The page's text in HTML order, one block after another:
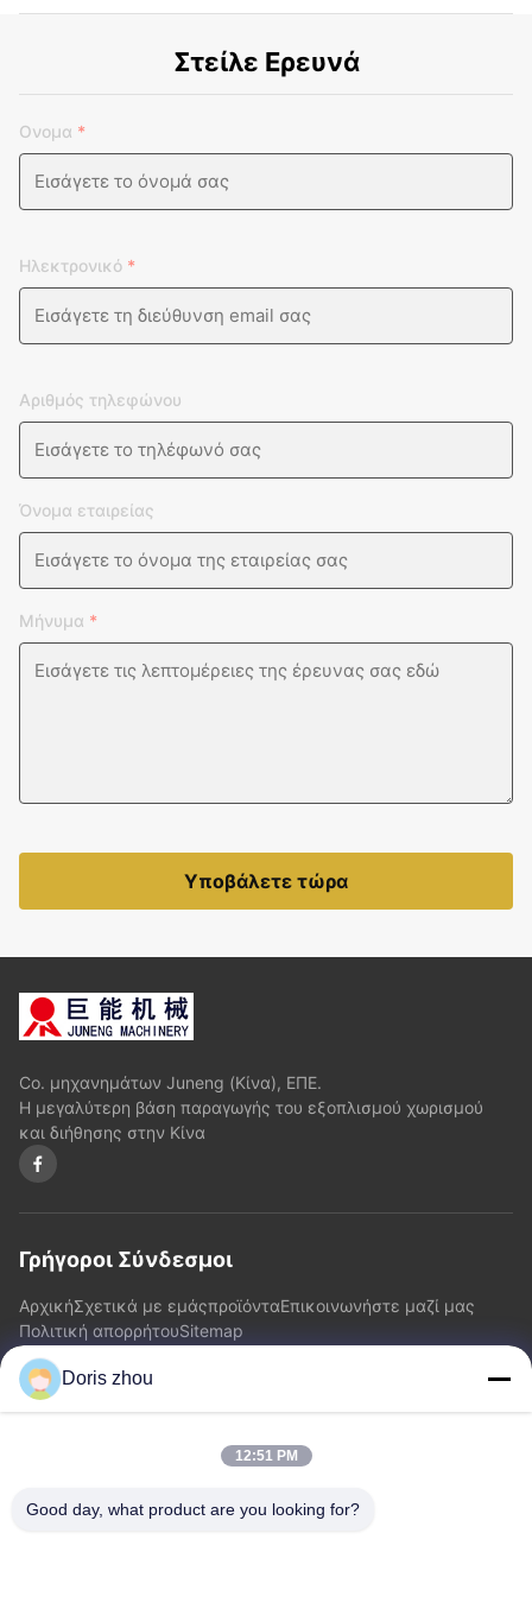
Στείλε Ερευνά
Ονομα *
Ηλεκτρονικό *
Αριθμός τηλεφώνου
Όνομα εταιρείας
Μήνυμα *
Υποβάλετε τώρα
Co. μηχανημάτων Juneng (Κίνα), ΕΠΕ.
Η μεγαλύτερη βάση παραγωγής του εξοπλισμού χωρισμού
και διήθησης στην Κίνα
Γρήγοροι Σύνδεσμοι
ΑρχικήΣχετικά με εμάςπροϊόνταΕπικοινωνήστε μαζί μας
Πολιτική απορρήτουSitemap
Επικοινωνήστε μαζί μας
Διεύθυνση: Δρόμος Chaoyang, κωμόπολη Zhotie, πόλη
Doris zhou
12:51 PM
Good day, what product are you looking for?